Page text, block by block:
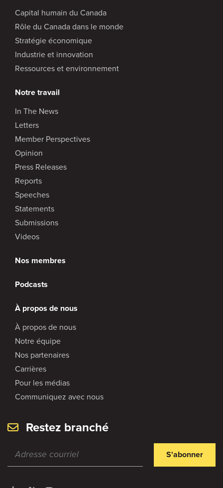
Capital humain du Canada
Rôle du Canada dans le monde
Stratégie économique
Industrie et innovation
Ressources et environnement
Notre travail
In The News
Letters
Member Perspectives
Opinion
Press Releases
Reports
Speeches
Statements
Submissions
Videos
Nos membres
Podcasts
À propos de nous
À propos de nous
Notre équipe
Nos partenaires
Carrières
Pour les médias
Communiquez avec nous
Restez branché
S'abonner